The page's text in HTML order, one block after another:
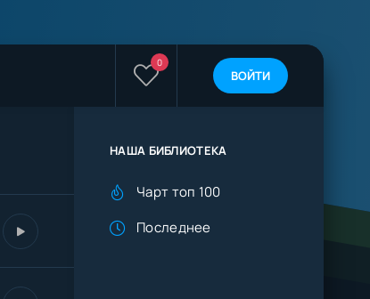
0
ВОЙТИ
НАША БИБЛИОТЕКА
Чарт топ 100
Последнее